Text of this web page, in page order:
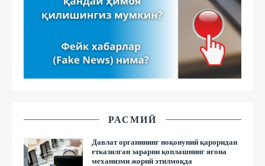
РАСМИЙ
Давлат органининг ноқонуний қароридан
етказилган зарарни қоплашнинг ягона
механизми жорий этилмоқда